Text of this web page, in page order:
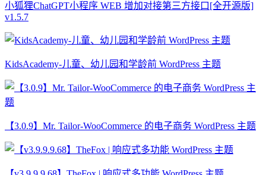
小狐狸ChatGPT小程序 WEB 增加对接第三方接口[全开源版]
v1.5.7
KidsAcademy-儿童、幼儿园和学龄前 WordPress 主题
【3.0.9】Mr. Tailor-WooCommerce 的电子商务 WordPress 主题